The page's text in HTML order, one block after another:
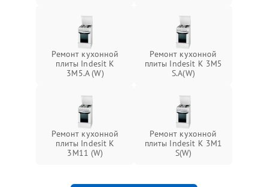
Ремонт кухонной
плиты Indesit K
3M5.A (W)
Ремонт кухонной
плиты Indesit K 3M5
S.A(W)
Ремонт кухонной
плиты Indesit K
3M11 (W)
Ремонт кухонной
плиты Indesit K 3M1
S(W)